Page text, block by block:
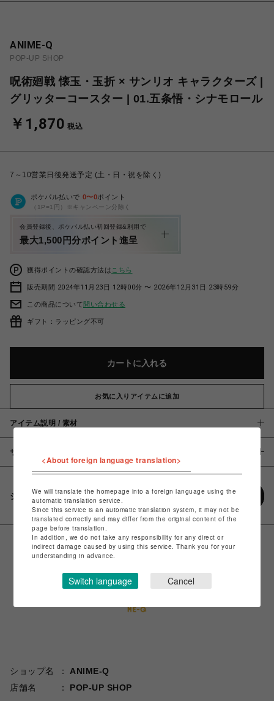
ANIME-Q
POP-UP SHOP
呪術廻戦 懐玉・玉折 × サンリオ キャラクターズ |
グリッターコースター | 01.五条悟・シナモロール
￥1,870 税込
7～10営業日後発送予定 (土・日・祝を除く)
ポケパル払いで 0〜0ポイント
（1P=1円）※キャンペーン分除く
会員登録後、ポケパル払い初回登録&利用で
最大1,500円分ポイント進呈
獲得ポイントの確認方法は こちら
販売期間 2024年11月23日 12時00分 〜 2026年12月31日 23時59分
この商品について問い合わせる
ギフト：ラッピング不可
カートに入れる
お気に入りアイテムに追加
アイテム説明 / 素材
サイズ
シェアする
ショップ名
ANIME-Q
店舗名
POP-UP SHOP
<About foreign language translation>
We will translate the homepage into a foreign language using the
automatic translation service.
Since this service is an automatic translation system, it may not be
translated correctly and may differ from the original content of the
page before translation.
In addition, we do not take any responsibility for any direct or
indirect damage caused by using this service. Thank you for your
understanding in advance.
Switch language Cancel